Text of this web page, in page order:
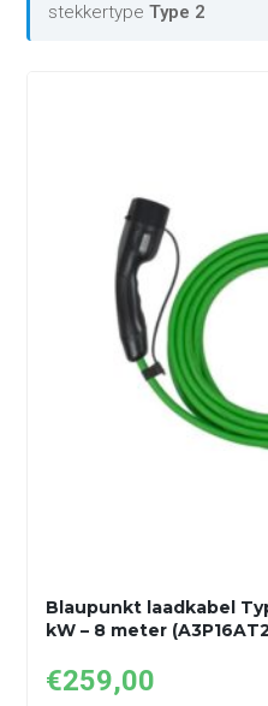
stekkertypeType 2
Blaupunkt laadkabel
kW – 8 meter
€259,00